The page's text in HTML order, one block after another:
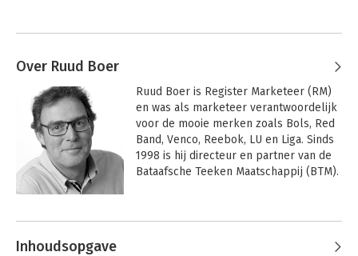
Over Ruud Boer
Ruud Boer is Register Marketeer (RM)
en was als marketeer verantwoordelijk
voor de mooie merken zoals Bols, Red
Band, Venco, Reebok, LU en Liga. Sinds
1998 is hij directeur en partner van de
Bataafsche Teeken Maatschappij (BTM).
om te groeien vanuit merkstrategie en
Andere boeken door Ruud Boer
Inhoudsopgave